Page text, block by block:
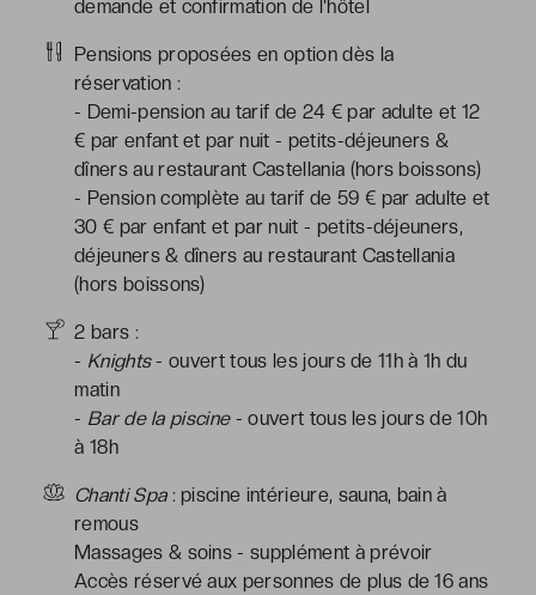
demande et confirmation de l'hôtel
Pensions proposées en option dès la
réservation :
- Demi-pension au tarif de 24 € par adulte et 12
€ par enfant et par nuit - petits-déjeuners &
dîners au restaurant Castellania (hors boissons)
- Pension complète au tarif de 59 € par adulte et
30 € par enfant et par nuit - petits-déjeuners,
déjeuners & dîners au restaurant Castellania
(hors boissons)
2 bars :
- Knights- ouvert tous les jours de 11h à 1h du
matin
- Bar de la piscine- ouvert tous les jours de 10h
à 18h
Chanti Spa: piscine intérieure, sauna, bain à
remous
Massages & soins - supplément à prévoir
Accès réservé aux personnes de plus de 16 ans